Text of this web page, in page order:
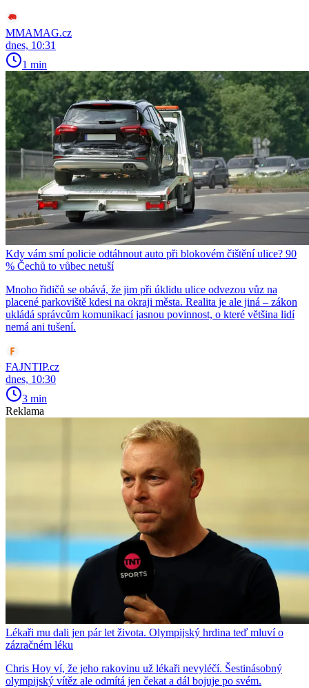
MMAMAG.cz
dnes, 10:31
1 min
Kdy vám smí policie odtáhnout auto při blokovém čištění ulice? 90
% Čechů to vůbec netuší
Mnoho řidičů se obává, že jim při úklidu ulice odvezou vůz na
placené parkoviště kdesi na okraji města. Realita je ale jiná – zákon
ukládá správcům komunikací jasnou povinnost, o které většina lidí
nemá ani tušení.
FAJNTIP.cz
dnes, 10:30
3 min
Reklama
Lékaři mu dali jen pár let života. Olympijský hrdina teď mluví o
zázračném léku
Chris Hoy ví, že jeho rakovinu už lékaři nevyléčí. Šestinásobný
olympijský vítěz ale odmítá jen čekat a dál bojuje po svém.